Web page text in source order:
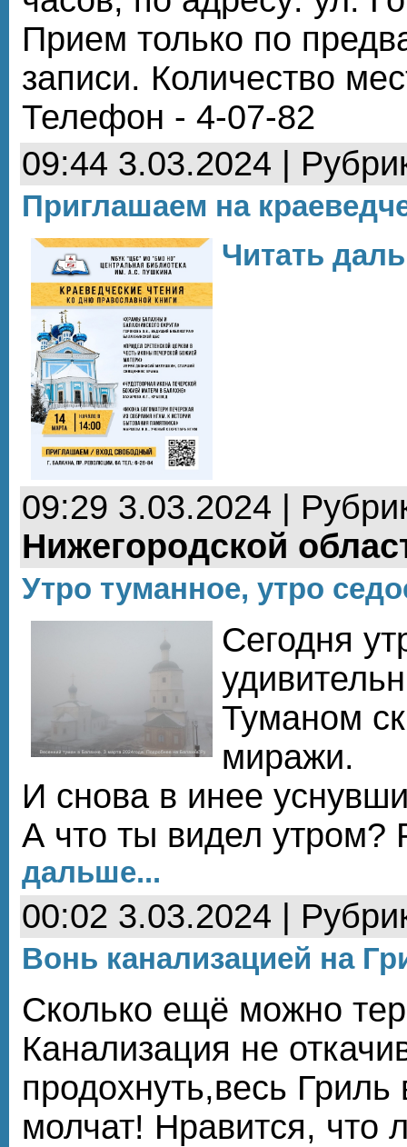
Прием только по
записи. Количество
Телефон - 4-07-82
09:44 3.03.2024 |
Приглашаем на
Читать
09:29 3.03.2024 |
Нижегородской
Утро туманное, утро
Сегодня
Туманом
миражи.
И снова в инее
А что ты видел утром?
дальше...
00:02 3.03.2024 |
Вонь канализацией на
Сколько ещё можно
Канализация не
продохнуть,весь Гриль
молчат! Нравится, что